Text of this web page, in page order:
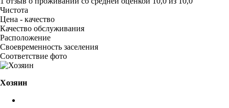
Чистота
Цена - качество
Качество обслуживания
Расположение
Своевременность заселения
Соответствие фото
Хозяин